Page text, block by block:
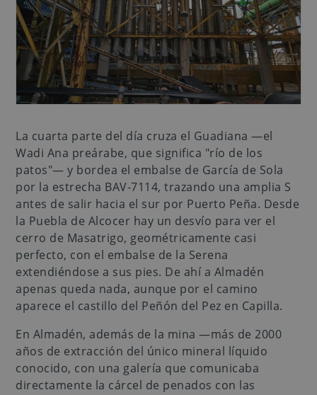
La cuarta parte del día cruza el Guadiana —el
Wadi Ana preárabe, que significa "río de los
patos"— y bordea el embalse de García de Sola
por la estrecha BAV-7114, trazando una amplia S
antes de salir hacia el sur por Puerto Peña. Desde
la Puebla de Alcocer hay un desvío para ver el
cerro de Masatrigo, geométricamente casi
perfecto, con el embalse de la Serena
extendiéndose a sus pies. De ahí a Almadén
apenas queda nada, aunque por el camino
aparece el castillo del Peñón del Pez en Capilla.
En Almadén, además de la mina —más de 2000
años de extracción del único mineral líquido
conocido, con una galería que comunicaba
directamente la cárcel de penados con las